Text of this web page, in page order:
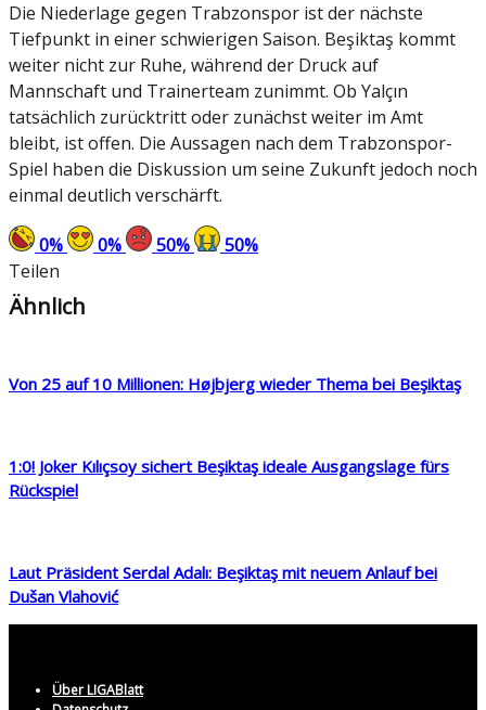
Die Niederlage gegen Trabzonspor ist der nächste
Tiefpunkt in einer schwierigen Saison. Beşiktaş kommt
weiter nicht zur Ruhe, während der Druck auf
Mannschaft und Trainerteam zunimmt. Ob Yalçın
tatsächlich zurücktritt oder zunächst weiter im Amt
bleibt, ist offen. Die Aussagen nach dem Trabzonspor-
Spiel haben die Diskussion um seine Zukunft jedoch noch
einmal deutlich verschärft.
0% 0% 50% 50%
Teilen
Ähnlich
Von 25 auf 10 Millionen: Højbjerg wieder Thema bei Beşiktaş
1:0! Joker Kılıçsoy sichert Beşiktaş ideale Ausgangslage fürs
Rückspiel
Laut Präsident Serdal Adalı: Beşiktaş mit neuem Anlauf bei
Dušan Vlahović
Über LIGABlatt